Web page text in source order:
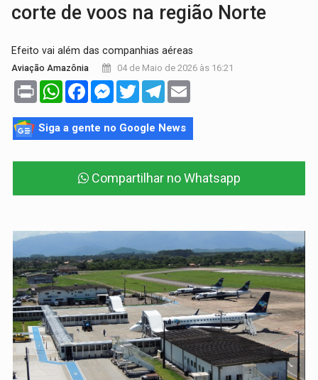
corte de voos na região Norte
Efeito vai além das companhias aéreas
Aviação Amazônia 04 de Maio de 2026 às 16:21
Print WhatsAppFacebookMessenger
TwitterTelegram
Siga a gente no Google News
Compartilhar no Whatsapp